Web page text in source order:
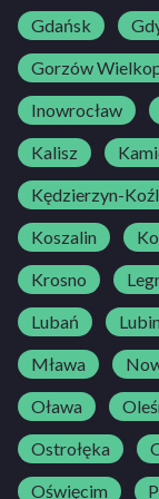
Do dyspozycji
komputerowych.
Gdańsk
Gorzów
Inowrocław
Kalisz
Kędzierzyn-
Koszalin
Krosno
Lubań
Lubin
Mława
Oława
Ostrołęka
Oświęcim